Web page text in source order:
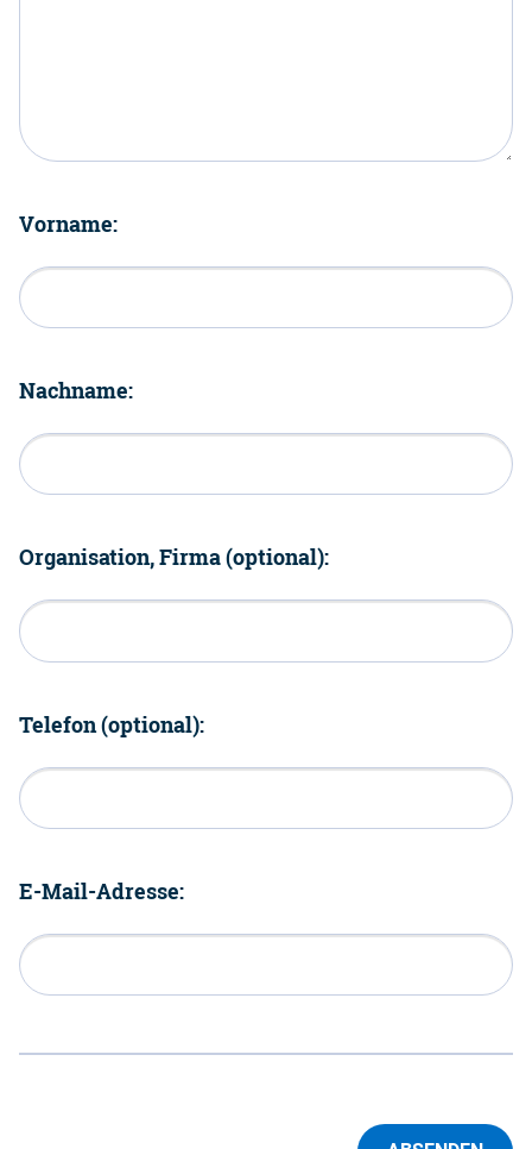
Vorname:
Nachname:
Organisation, Firma (optional):
Telefon (optional):
E-Mail-Adresse: